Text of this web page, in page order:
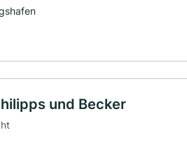
und Becker